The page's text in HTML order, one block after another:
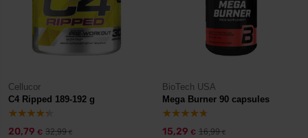
Cellucor
C4 Ripped 189-192 g
20,79 € 32,99€
BioTech USA
Mega Burner 90 capsules
15,29 € 16,99€